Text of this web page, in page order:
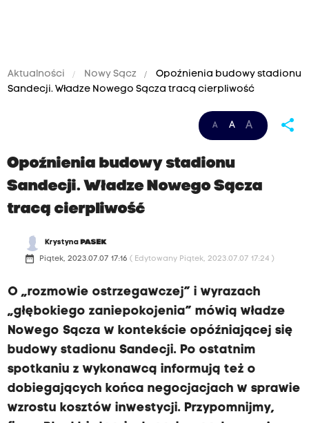
Aktualności Nowy Sącz
Opoźnienia budowy stadionu
Sandecji. Władze Nowego Sącza tracą cierpliwość
A A A share
Opoźnienia budowy stadionu
Sandecji. Władze Nowego Sącza
tracą cierpliwość
Krystyna PASEK
date_range Piątek, 2023.07.07 17:16 ( Edytowany Piątek, 2023.07.07 17:24 )
O „rozmowie ostrzegawczej” i wyrazach
„głębokiego zaniepokojenia” mówią władze
Nowego Sącza w kontekście opóźniającej się
budowy stadionu Sandecji. Po ostatnim
spotkaniu z wykonawcą informują też o
dobiegających końca negocjacjach w sprawie
wzrostu kosztów inwestycji. Przypomnijmy,